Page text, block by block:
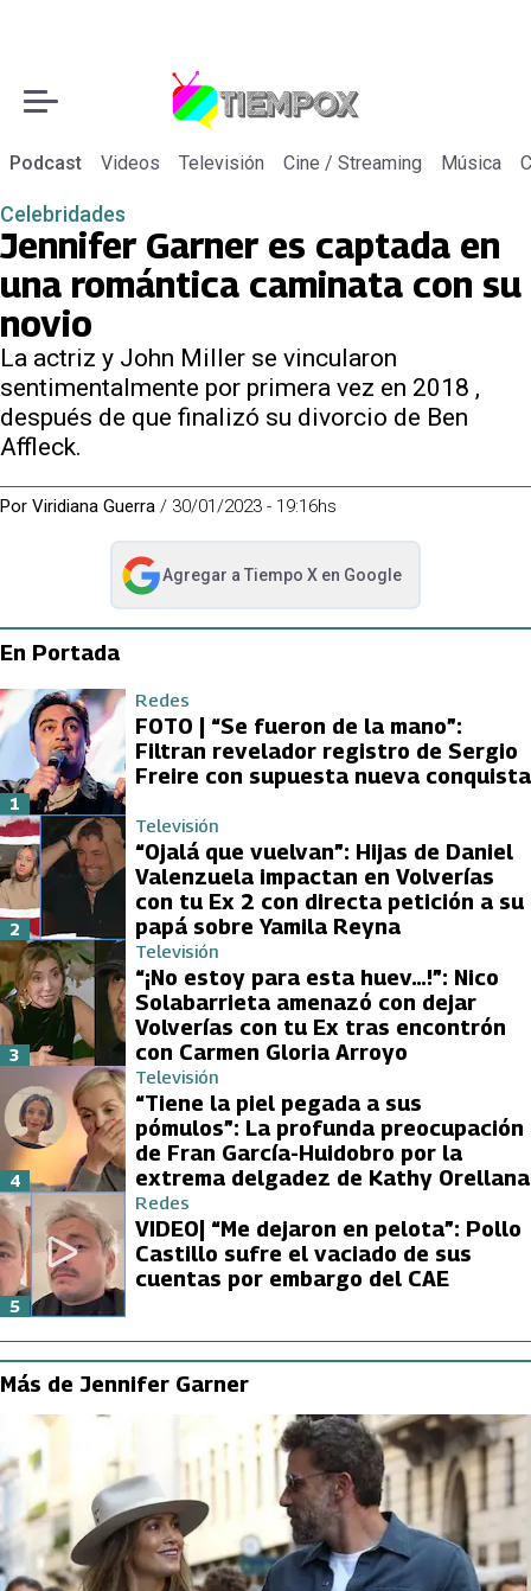
Podcast Videos Televisión Cine / Streaming Música
Celebridades
Jennifer Garner es captada en
una romántica caminata con su
novio
La actriz y John Miller se vincularon
sentimentalmente por primera vez en 2018 ,
después de que finalizó su divorcio de Ben
Affleck.
Por Viridiana Guerra / 30/01/2023 - 19:16hs
Agregar a Tiempo Xen Google
abre en nueva pestaña
En Portada
Redes
FOTO | “Se fueron de la mano”:
Filtran revelador registro de Sergio
Freire con supuesta nueva conquista
1
Televisión
“Ojalá que vuelvan”: Hijas de Daniel
Valenzuela impactan en Volverías
con tu Ex 2 con directa petición a su
papá sobre Yamila Reyna
2
Televisión
“¡No estoy para esta huev…!”: Nico
Solabarrieta amenazó con dejar
Volverías con tu Ex tras encontrón
con Carmen Gloria Arroyo
3
Televisión
“Tiene la piel pegada a sus
pómulos”: La profunda preocupación
de Fran García-Huidobro por la
extrema delgadez de Kathy Orellana
4
Redes
VIDEO| “Me dejaron en pelota”: Pollo
Castillo sufre el vaciado de sus
cuentas por embargo del CAE
5
Más de Jennifer Garner